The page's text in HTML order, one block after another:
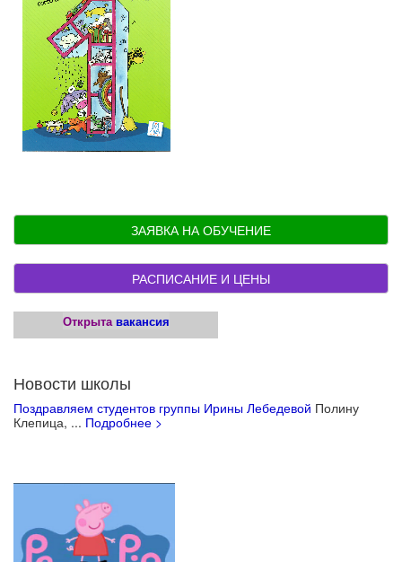
ЗАЯВКА НА ОБУЧЕНИЕ
РАСПИСАНИЕ И ЦЕНЫ
Открыта вакансия
Новости школы
Поздравляем студентов группы Ирины Лебедевой Полину
Клепица, ... Подробнее >